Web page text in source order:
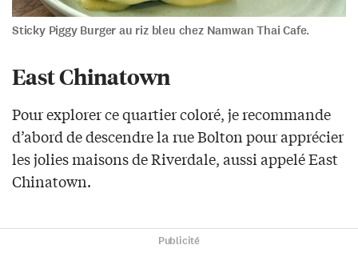
Sticky Piggy Burger au riz bleu chez Namwan Thai Cafe.
East Chinatown
Pour explorer ce quartier coloré, je recommande
d’abord de descendre la rue Bolton pour apprécier
les jolies maisons de Riverdale, aussi appelé East
Chinatown.
Publicité